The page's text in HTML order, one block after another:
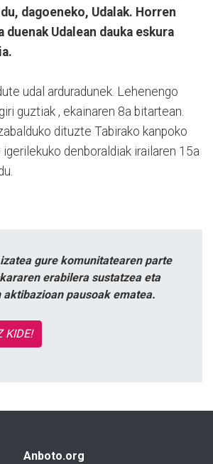
dagoeneko, Udalak. Horren
duenak Udalean dauka eskura
udal arduradunek. Lehenengo
guztiak , ekainaren 8a bitartean.
dituzte Tabirako kanpoko
igerilekuko denboraldiak irailaren 15a
izatea gure komunitatearen parte
erabilera sustatzea eta
pausoak ematea.
KIDE!
Anboto.org